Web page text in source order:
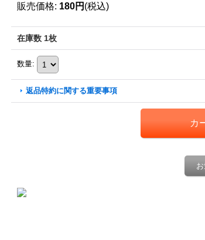
販売価格: 180円 (税込)
在庫数 1枚
数量:
返品特約に関する重要事項